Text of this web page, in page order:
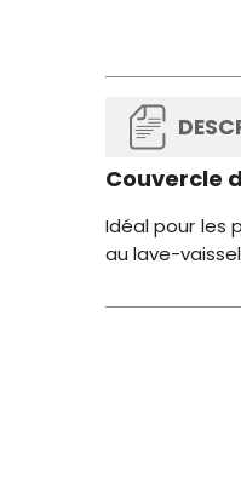
Couvercle
Idéal pour les
au lave-